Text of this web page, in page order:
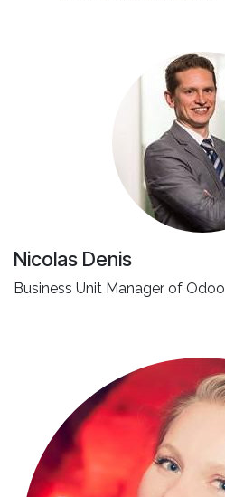
Nicolas Denis
Business Unit Manager of Odoo